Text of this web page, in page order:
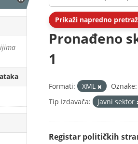
Prikaži napredno
Pronađeno
1
Formati: XML Oznake:
Tip Izdavača:
Javni sektor
Registar političkih